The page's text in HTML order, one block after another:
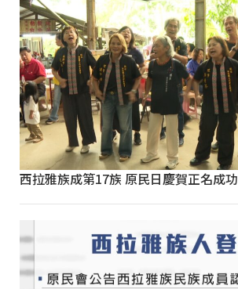
西拉雅族成第17族 原民日慶賀正名成功